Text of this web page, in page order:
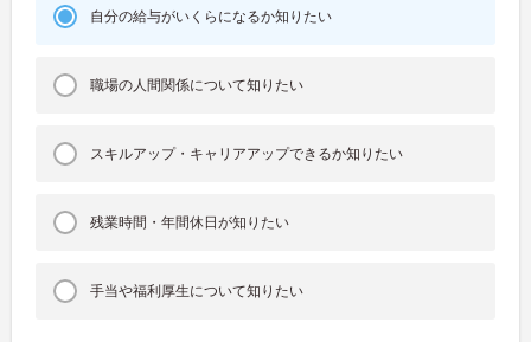
自分の給与がいくらになるか知りたい
職場の人間関係について知りたい
スキルアップ・キャリアアップできるか知りたい
残業時間・年間休日が知りたい
手当や福利厚生について知りたい